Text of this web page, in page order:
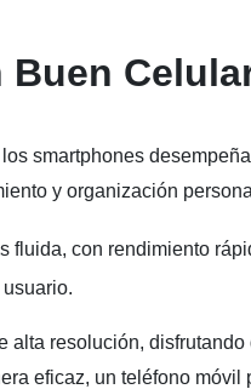
smartphones
y organización
fluida, con rendimiento
alta resolución,
eficaz, un teléfono móvil